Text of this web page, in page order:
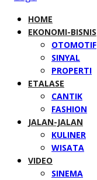
HOME
EKONOMI-BISNIS
OTOMOTIF
SINYAL
PROPERTI
ETALASE
CANTIK
FASHION
JALAN-JALAN
KULINER
WISATA
VIDEO
SINEMA